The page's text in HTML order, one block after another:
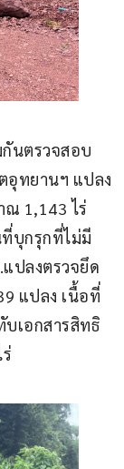
นตรวจสอบ
อุทยานฯ แปลง
ณ 1,143 ไร่
บุกรุกที่ไม่มี
ปลงตรวจยึด
แปลง เนื้อที่
เอกสารสิทธิ